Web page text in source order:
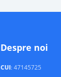
Despre noi
CUI: 47145725